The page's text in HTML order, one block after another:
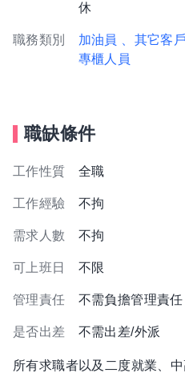
休
職務類別 加油員 、其它客
專櫃人員
職缺條件
工作性質 全職
工作經驗 不拘
需求人數 不拘
可上班日 不限
管理責任 不需負擔管理責任
是否出差 不需出差/外派
所有求職者以及二度就業、